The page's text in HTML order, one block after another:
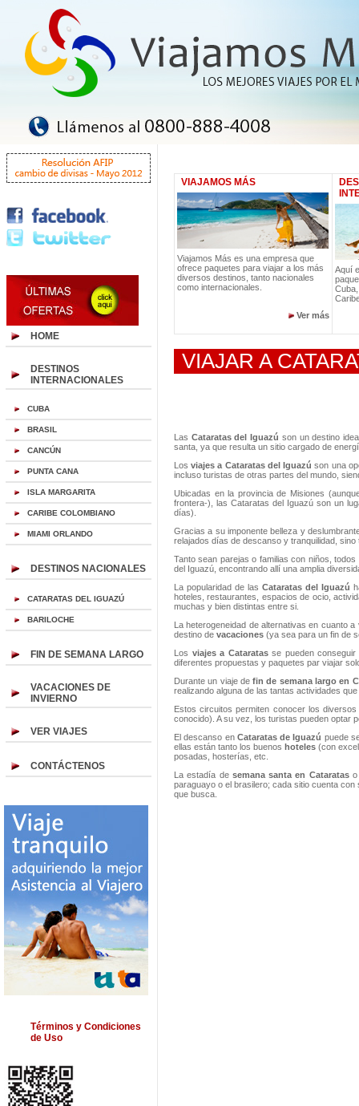
HOME
DESTINOS
INTERNACIONALES
CUBA
BRASIL
CANCÚN
PUNTA CANA
ISLA MARGARITA
CARIBE COLOMBIANO
MIAMI ORLANDO
DESTINOS NACIONALES
CATARATAS DEL IGUAZÚ
BARILOCHE
FIN DE SEMANA LARGO
VACACIONES DE
INVIERNO
VER VIAJES
CONTÁCTENOS
Términos y Condiciones
de Uso
VIAJAMOS MÁS
Viajamos Más es una empresa que
ofrece paquetes para viajar a los más
diversos destinos, tanto nacionales
como internacionales.
Ver más
Aquí
VIAJAR A
Las Cataratas del Iguazú son un destino
santa, ya que resulta un sitio cargado de
Losviajes a Cataratas del Iguazú son una
incluso turistas de otras partes del mundo,
Ubicadas en la provincia de Misiones
frontera-), las Cataratas del Iguazú son un
días).
Gracias a su imponente belleza y
relajados días de descanso y tranquilidad,
Tanto sean parejas o familias con niños,
del Iguazú, encontrando allí una amplia
La popularidad de lasCataratas del Iguazú
hoteles, restaurantes, espacios de ocio,
muchas y bien distintas entre si.
La heterogeneidad de alternativas en cuanto
destino de vacaciones (ya sea para un fin de
Los viajes a Cataratasse pueden conseguir
diferentes propuestas y paquetes par viajar
Durante un viaje defin de semana largo en
realizando alguna de las tantas actividades
Estos circuitos permiten conocer los
conocido). A su vez, los turistas pueden optar
El descanso en Cataratas de Iguazú puede
ellas están tanto los buenoshoteles (con
posadas, hosterías, etc.
La estadía de semana santa en Catarataso
paraguayo o el brasilero; cada sitio cuenta
que busca.